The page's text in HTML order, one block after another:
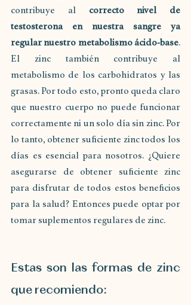
contribuye al correcto nivel de
testosterona en nuestra sangre ya
regular nuestro metabolismo ácido-base.
El zinc también contribuye al
metabolismo de los carbohidratos y las
grasas. Por todo esto, pronto queda claro
que nuestro cuerpo no puede funcionar
correctamente ni un solo día sin zinc. Por
lo tanto, obtener suficiente zinc todos los
días es esencial para nosotros. ¿Quiere
asegurarse de obtener suficiente zinc
para disfrutar de todos estos beneficios
para la salud? Entonces puede optar por
tomar suplementos regulares de zinc.
Estas son las formas de zinc
que recomiendo: